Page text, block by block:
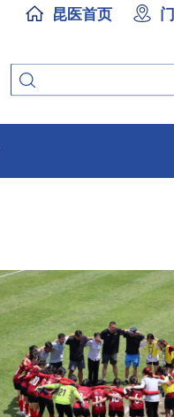
昆医首页